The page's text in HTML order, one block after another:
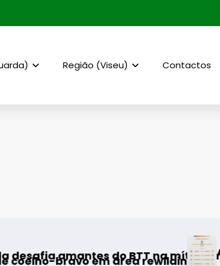
Região (Viseu) Contactos
em área rewilding
do BTT na mítica Invernal
AF Viseu –